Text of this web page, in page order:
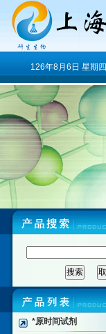
126年8月6日 星期四
*原时间试剂